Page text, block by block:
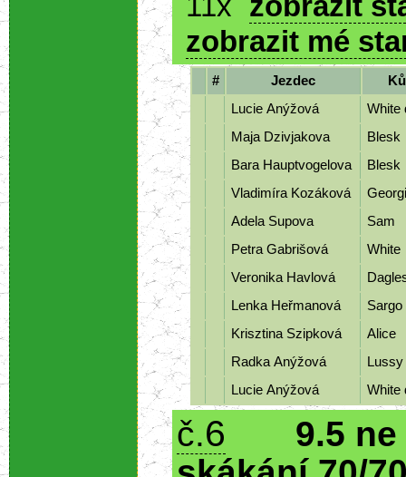
zobrazit mé
# Jezdec
Lucie Anýžová
White
Maja Dzivjakova
Blesk
Bara Hauptvogelova
Blesk
Vladimíra Kozáková
Adela Supova
Sam
Petra Gabrišová
White
Veronika Havlová
Lenka Heřmanová
Sargo
Krisztina Szipková
Alice
Radka Anýžová
Lussy
Lucie Anýžová
White
č.6
9.5 ne